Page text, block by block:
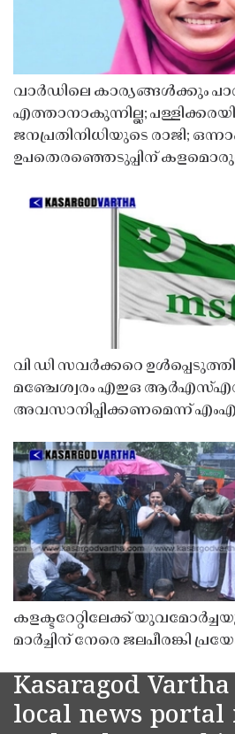
വാർഡിലെ കാര്യങ്ങൾക്കും
എത്താനാകുന്നില്ല;
ജനപ്രതിനിധിയുടെ രാജി;
ഉപതെരഞ്ഞെടുപ്പിന്
വി ഡി സവർക്കറെ
മഞ്ചേശ്വരം എഇഒ
അവസാനിപ്പിക്കണമെന്ന്
കളക്ടറേറ്റിലേക്ക്
മാർച്ചിന് നേരെ ജലപീരങ്കി
Kasaragod
local news portal